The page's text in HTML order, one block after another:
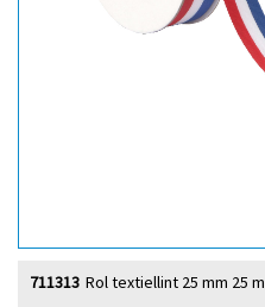
Rol textiellint 25 mm 25
711313